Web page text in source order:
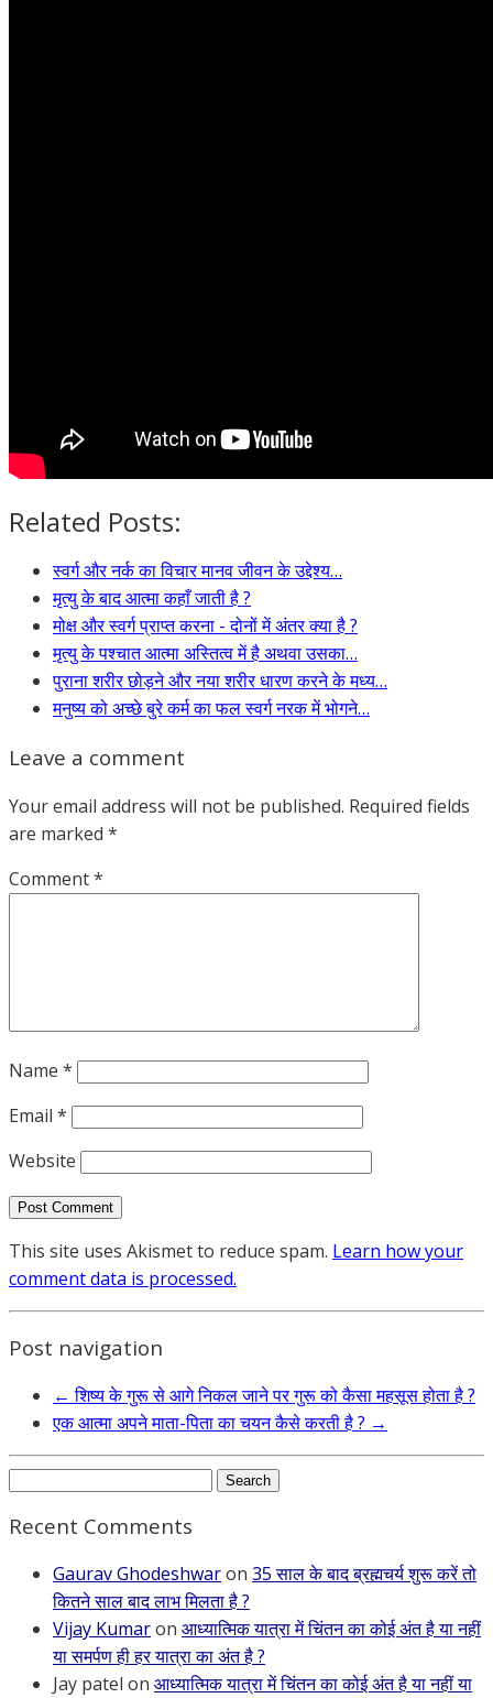
Related Posts:
स्वर्ग और नर्क का विचार मानव जीवन के उद्देश्य…
मृत्यु के बाद आत्मा कहाँ जाती है ?
मोक्ष और स्वर्ग प्राप्त करना - दोनों में अंतर क्या है ?
मृत्यु के पश्चात आत्मा अस्तित्व में है अथवा उसका…
पुराना शरीर छोड़ने और नया शरीर धारण करने के मध्य…
मनुष्य को अच्छे बुरे कर्म का फल स्वर्ग नरक में भोगने…
Leave a comment
Your email address will not be published. Required fields
are marked *
Comment*
Name *
Email *
Website
This site uses Akismet to reduce spam. Learn how your
comment data is processed.
Post navigation
← शिष्य के गुरू से आगे निकल जाने पर गुरू को कैसा महसूस होता है ?
एक आत्मा अपने माता-पिता का चयन कैसे करती है ? →
Search
Recent Comments
Gaurav Ghodeshwaron 35 साल के बाद ब्रह्मचर्य शुरू करें तो
कितने साल बाद लाभ मिलता है ?
Vijay Kumaron आध्यात्मिक यात्रा में चिंतन का कोई अंत है या नहीं
या समर्पण ही हर यात्रा का अंत है ?
Jay patel on आध्यात्मिक यात्रा में चिंतन का कोई अंत है या नहीं या